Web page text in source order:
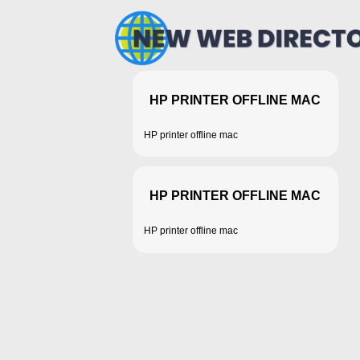
HP PRINTER OFFLINE MAC
HP printer offline mac
HP PRINTER OFFLINE MAC
HP printer offline mac